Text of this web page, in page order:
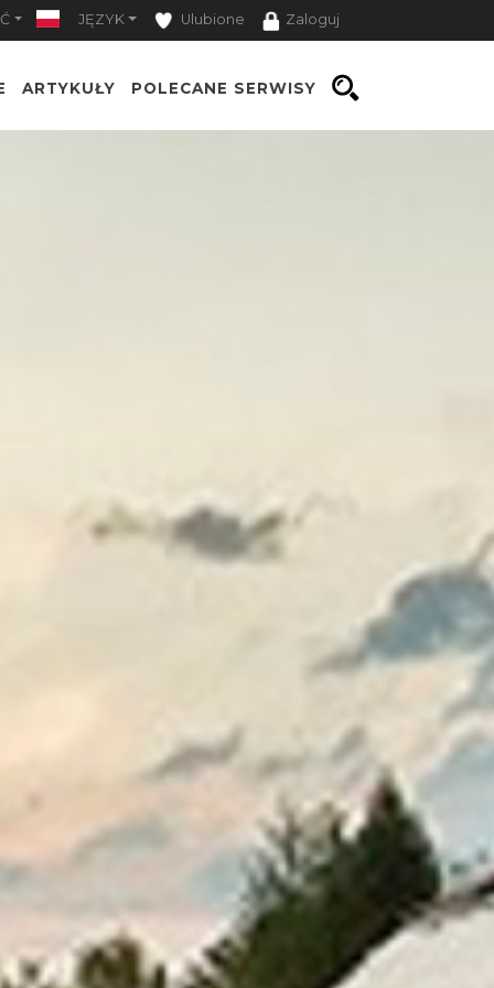
JĘZYK Ulubione Zaloguj
ARTYKUŁY POLECANE SERWISY